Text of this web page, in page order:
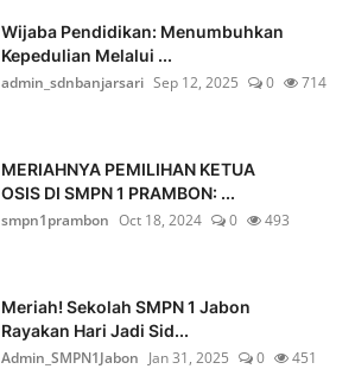
Wijaba Pendidikan: Menumbuhkan
Kepedulian Melalui ...
admin_sdnbanjarsari Sep 12, 2025 0 714
MERIAHNYA PEMILIHAN KETUA
OSIS DI SMPN 1 PRAMBON: ...
smpn1prambon Oct 18, 2024 0 493
Meriah! Sekolah SMPN 1 Jabon
Rayakan Hari Jadi Sid...
Admin_SMPN1Jabon Jan 31, 2025 0 451